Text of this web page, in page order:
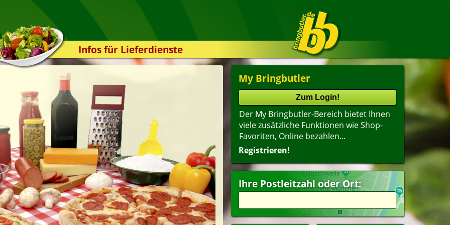
Infos für Lieferdienste
Kassensystem
Zuverlässigkeit
Sicherheit
Der Online-Shop
Das Bestellsystem
Der Bestellvorgang
Übertragung
Testshop
Styles
Kontakt
My Bringbutler
Der My Bringbutler-Bereich bietet Ihnen
viele zusätzliche Funktionen wie Shop-
Favoriten, Online bezahlen...
Registrieren!
Ihre Postleitzahl oder Ort: